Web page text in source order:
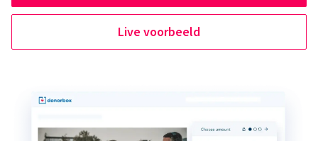
Live voorbeeld